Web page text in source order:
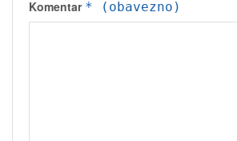
Komentar * (obavezno)